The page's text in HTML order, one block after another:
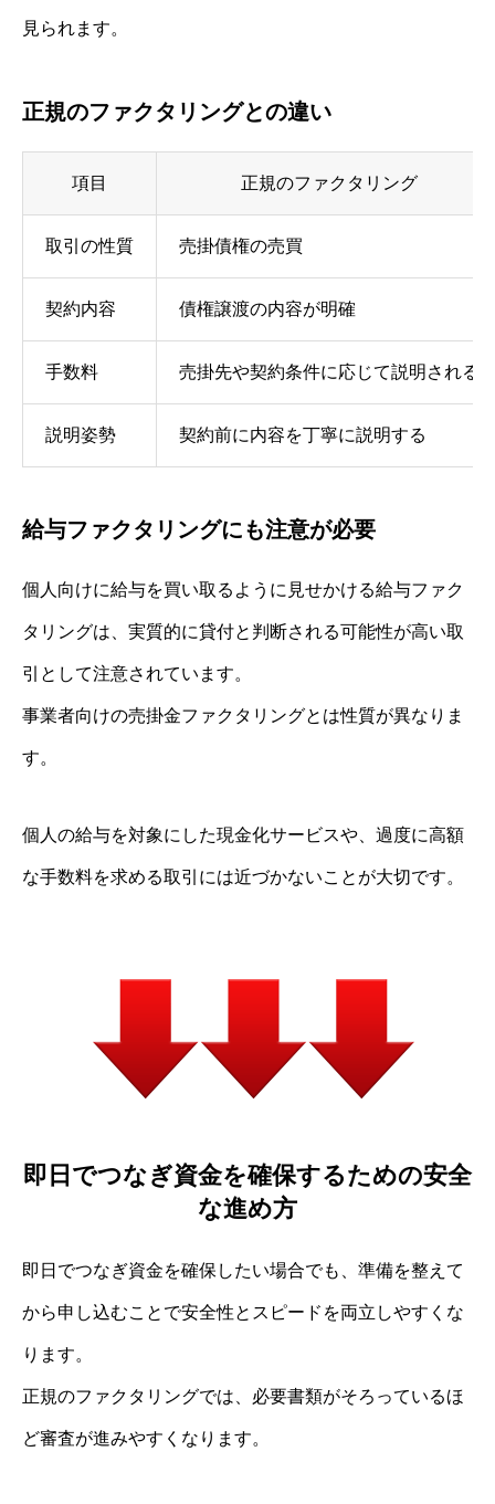
見られます。
正規のファクタリングとの違い
項目 正規のファクタリング
取引の性質 売掛債権の売買
契約内容 債権譲渡の内容が明確
手数料 売掛先や契約条件に応じて説明される
説明姿勢 契約前に内容を丁寧に説明する
給与ファクタリングにも注意が必要
個人向けに給与を買い取るように見せかける給与ファク
タリングは、実質的に貸付と判断される可能性が高い取
引として注意されています。
事業者向けの売掛金ファクタリングとは性質が異なりま
す。
個人の給与を対象にした現金化サービスや、過度に高額
な手数料を求める取引には近づかないことが大切です。
即日でつなぎ資金を確保するための安全
な進め方
即日でつなぎ資金を確保したい場合でも、準備を整えて
から申し込むことで安全性とスピードを両立しやすくな
ります。
正規のファクタリングでは、必要書類がそろっているほ
ど審査が進みやすくなります。